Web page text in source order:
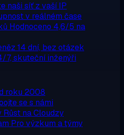
naši síť z vaší IP
v reálném čase
Hodnoceno 4,6/5 na
14 dní, bez otázek
7, skuteční inženýři
roku 2008
se s námi
Růst na Cloudzy
Pro výzkum a týmy